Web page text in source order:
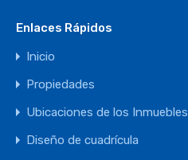
Enlaces Rápidos
Inicio
Propiedades
Ubicaciones de los Inmuebles
Diseño de cuadrícula